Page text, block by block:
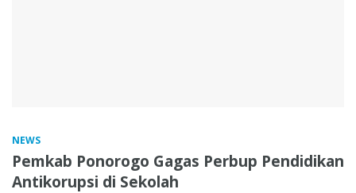
NEWS
Pemkab Ponorogo Gagas Perbup Pendidikan
Antikorupsi di Sekolah